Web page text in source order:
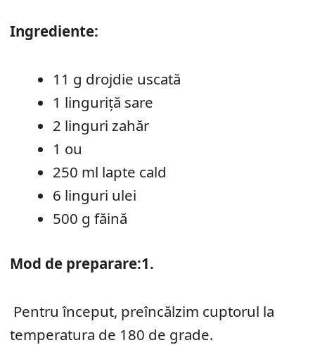
Ingrediente:
11 g drojdie uscată
1 linguriță sare
2 linguri zahăr
1 ou
250 ml lapte cald
6 linguri ulei
500 g făină
Mod de preparare:1.
Pentru început, preîncălzim cuptorul la
temperatura de 180 de grade.